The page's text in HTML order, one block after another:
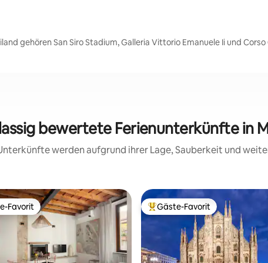
gehören San Siro Stadium, Galleria Vittorio Emanuele Ii und Corso
bewertete Ferienunterkünfte in
werden aufgrund ihrer Lage, Sauberkeit und
Gäste-Favorit.
Favorit Beliebter Gäste-Favorit.
Gäste-Favorit